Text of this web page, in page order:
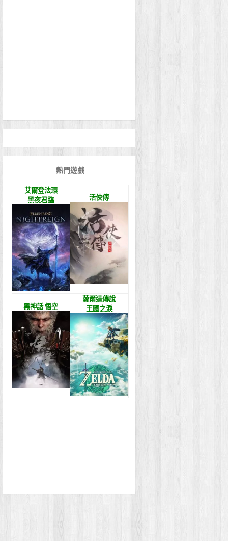
熱門遊戲
艾爾登法環
黑夜君臨
活俠傳
黑神話 悟空
薩爾達傳說
王國之淚